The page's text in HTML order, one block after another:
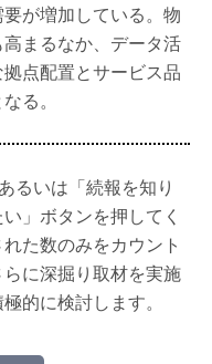
が増加している。物
まるなか、データ活
点配置とサービス品
る。
るいは「続報を知り
」ボタンを押してく
た数のみをカウント
に深掘り取材を実施
的に検討します。